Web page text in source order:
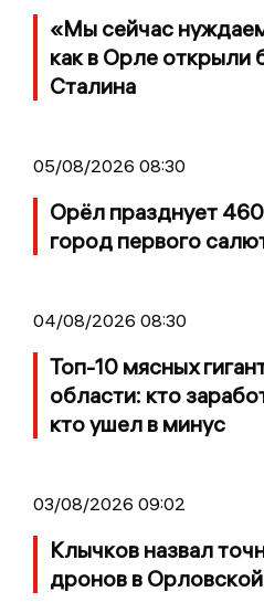
«Мы сейчас
как в Орле
Сталина
05/08/2026 08:30
Орёл празднует
город первого
04/08/2026 08:30
Топ-10 мясных
области: кто
кто ушел в минус
03/08/2026 09:02
Клычков назвал
дронов в